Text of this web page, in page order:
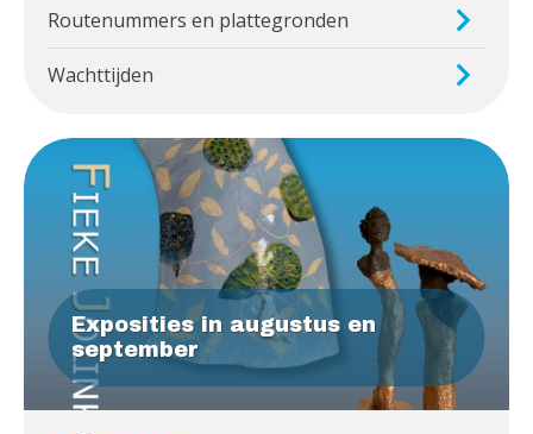
Routenummers en plattegronden
Wachttijden
Exposities in augustus en
september